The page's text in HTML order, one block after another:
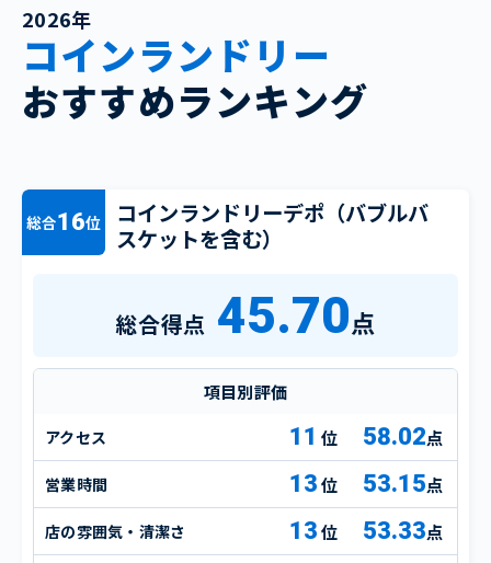
2026年
コインランドリー
おすすめランキング
総合16位
コインランドリーデポ（バブルバ
スケットを含む）
総合得点 45.70点
項目別評価
アクセス 11 58.02点
営業時間 13 53.15点
店の雰囲気・清潔さ 13 53.33点